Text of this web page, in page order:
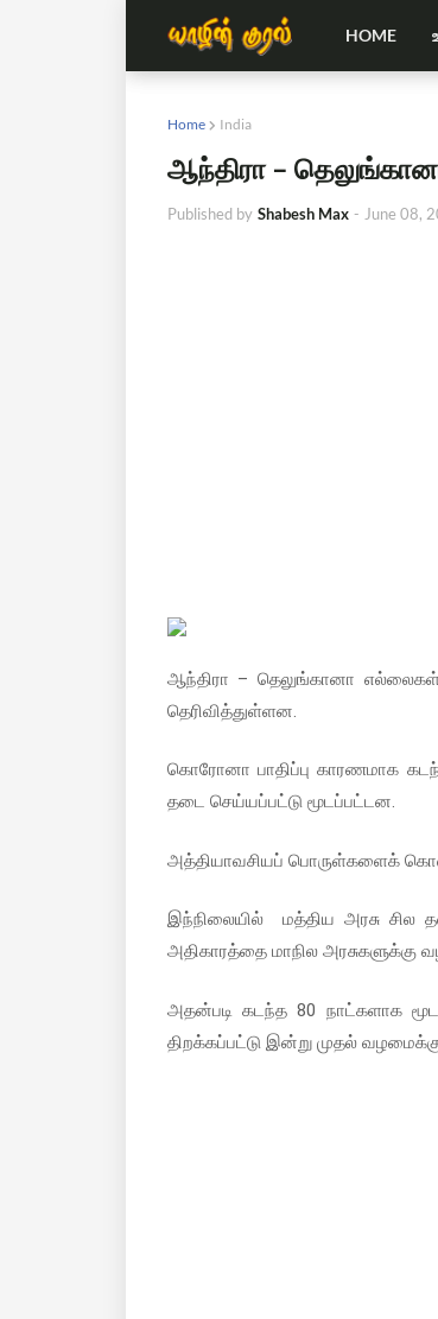
HOME
Home India
ஆந்திரா –
Published by Shabesh Max - June 08,
ஆந்திரா – தெலுங்கானா
தெரிவித்துள்ளன.
கொரோனா பாதிப்பு காரணமாக
தடை செய்யப்பட்டு மூடப்பட்டன.
அத்தியாவசியப் பொருள்களைக்
இந்நிலையில் மத்திய அரசு சில
அதிகாரத்தை மாநில அரசுகளுக்கு
அதன்படி கடந்த 80 நாட்களாக
திறக்கப்பட்டு இன்று முதல் வழமைக்கு